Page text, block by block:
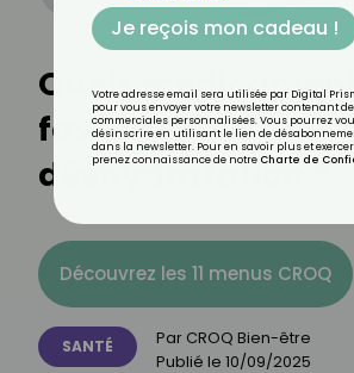
Quels
favorisent la
déshydratation ?
Découvrez les 11 menus CROQ
SANTÉ Par CROQ Bien-être
Publié le 10/09/2025
Je reçois mon cadeau !
Votre adresse email sera utilisée par Digital
pour vous envoyer votre newsletter contenant
commerciales personnalisées. Vous pourrez
désinscrire en utilisant le lien de
dans la newsletter. Pour en savoir plus et
prenez connaissance de notre Charte de